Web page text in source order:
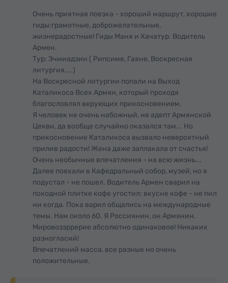
Очень приятная поезка - хороший маршрут, хорошие
гиды:грамотные, доброжелательные,
жизнерадостные! Гиды Маня и Хачатур. Водитель
Армен.
Тур: Эчмиадзин ( Рипсиме, Гаяне, Воскресная
литургия....)
На Воскресной литургии попали на Выход
Каталикоса Всех Армян, который проходя
благословлял верующих прикосновением.
Я человек не очень набожный, не адепт Армянской
Цекви, да вообще случайно оказался там... Но
прикосновение Каталикоса вызвало невероятный
прилив радости! Жена даже заплакала от счастья!
Очень необычные впечатления - на всю жизнь...
Далее поехали в Кафедральный собор, музей, но я
подустал - не пошел. Водитель Армен сварил на
походной плитке кофе угостил: вкусне кофе - не пил
ни когда. Пока варил общались на международные
темы. Нам около 60. Я Россиянин, он Армянин.
Мировоззррерие абсолютно одинаковое! Никаких
разногласий!
Впечатлений масса, все разные но очень
положительные.